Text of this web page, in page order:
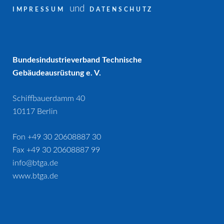
IMPRESSUM und DATENSCHUTZ
Bundesindustrieverband Technische
Gebäudeausrüstung e. V.
Schiffbauerdamm 40
10117 Berlin
Fon +49 30 20608887 30
Fax +49 30 20608887 99
info@btga.de
www.btga.de